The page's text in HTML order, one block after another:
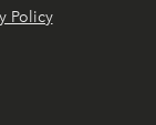
Policy